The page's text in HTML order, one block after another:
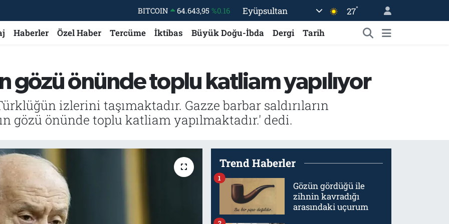
DOLAR
47,6006 %0.06
EURO
55,0250 %0.02
GRAM ALTIN
6513.94 %0.32
BİST100
13.768 %48
Eyüpsultan 27°
Haberler Özel Haber Tercüme İktibas Büyük Doğu-İbda Dergi Tarih
gözü önünde toplu katliam yapılıyor
izlerini taşımaktadır. Gazze barbar saldırıların
gözü önünde toplu katliam yapılmaktadır.' dedi.
Trend Haberler
Gözün gördüğü ile
zihnin kavradığı
arasındaki uçurum
1